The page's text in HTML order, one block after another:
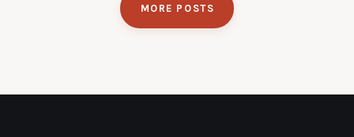
MORE POSTS